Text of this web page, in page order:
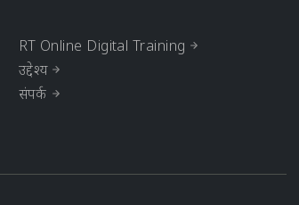
RT Online Digital Training
उद्देश्य
संपर्क